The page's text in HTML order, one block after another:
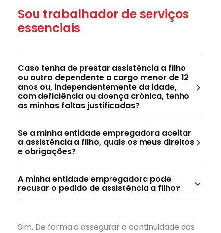
Sou trabalhador de serviços
essenciais
Caso tenha de prestar assistência a filho
ou outro dependente a cargo menor de 12
anos ou, independentemente da idade,
com deficiência ou doença crónica, tenho
as minhas faltas justificadas?
Se a minha entidade empregadora aceitar
a assistência a filho, quais os meus direitos
e obrigações?
A minha entidade empregadora pode
recusar o pedido de assistência a filho?
Sim. De forma a assegurar a continuidade das